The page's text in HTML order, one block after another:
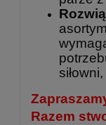
Razem